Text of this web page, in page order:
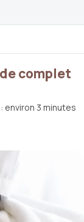
complet
environ 3 minutes